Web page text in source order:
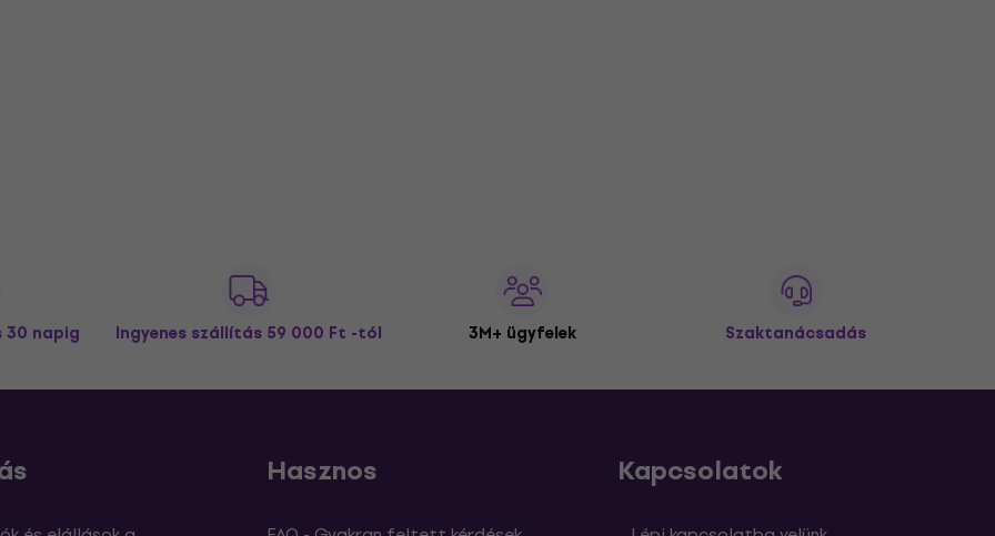
30 napig Ingyenes szállítás 59 000 Ft -tól 3M+ ügyfelek Szaktanácsadás
Hasznos Kapcsolatok